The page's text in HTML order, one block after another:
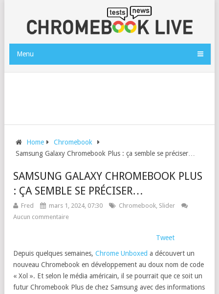
Menu
Home
Chromebook
Samsung Galaxy Chromebook Plus : ça semble se préciser…
SAMSUNG GALAXY CHROMEBOOK PLUS
: ÇA SEMBLE SE PRÉCISER…
Fred mars 1, 2024, 07:30 Chromebook, Slider
Aucun commentaire
Tweet
Depuis quelques semaines, Chrome Unboxed a découvert un
nouveau Chromebook en développement au doux nom de code
« Xol ». Et selon le média américain, il se pourrait que ce soit un
futur Chromebook Plus de chez Samsung avec des informations